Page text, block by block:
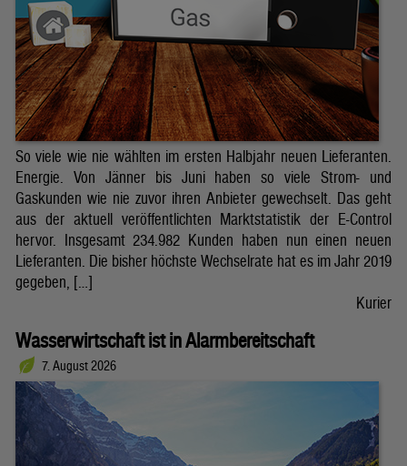
So viele wie nie wählten im ersten Halbjahr neuen Lieferanten.
Energie. Von Jänner bis Juni haben so viele Strom- und
Gaskunden wie nie zuvor ihren Anbieter gewechselt. Das geht
aus der aktuell veröffentlichten Marktstatistik der E-Control
hervor. Insgesamt 234.982 Kunden haben nun einen neuen
Lieferanten. Die bisher höchste Wechselrate hat es im Jahr 2019
gegeben, […]
Kurier
Wasserwirtschaft ist in Alarmbereitschaft
7. August 2026